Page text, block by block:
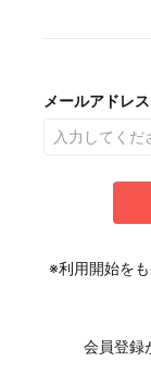
メールアドレス
※利用開始を
会員登録